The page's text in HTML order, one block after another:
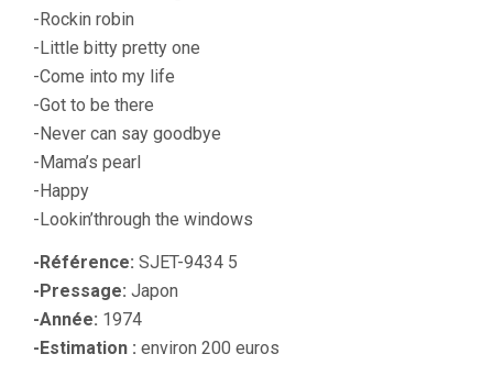
-Rockin robin
-Little bitty pretty one
-Come into my life
-Got to be there
-Never can say goodbye
-Mama’s pearl
-Happy
-Lookin’through the windows
-Référence: SJET-9434 5
-Pressage: Japon
-Année: 1974
-Estimation : environ 200 euros